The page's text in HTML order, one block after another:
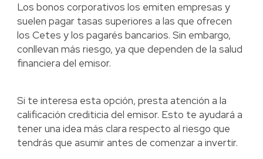
Los bonos corporativos los emiten empresas y
suelen pagar tasas superiores a las que ofrecen
los Cetes y los pagarés bancarios. Sin embargo,
conllevan más riesgo, ya que dependen de la salud
financiera del emisor.
Si te interesa esta opción, presta atención a la
calificación crediticia del emisor. Esto te ayudará a
tener una idea más clara respecto al riesgo que
tendrás que asumir antes de comenzar a invertir.